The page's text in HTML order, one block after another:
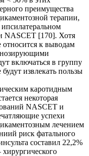
преимущества
терапии,
NASCET [170]. Хотя
к выводам
включаться в группу
извлекать пользы
каротидным
некоторая
NASCET и
успехи
лечением
риск фатального
составил 22,2%